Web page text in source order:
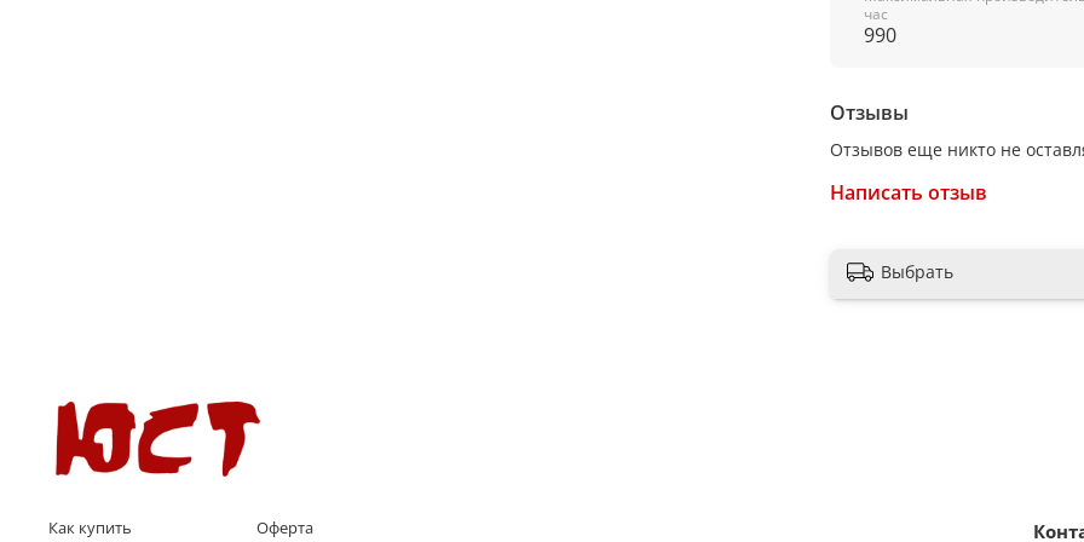
Слайдерное управление
Дополнительная
Выходное отверстие: 120
Высота установки над
Декоративный дымоход в
час
990
Отзывы
Отзывов еще никто не
Написать отзыв
Выбрать
Как купить Оферта